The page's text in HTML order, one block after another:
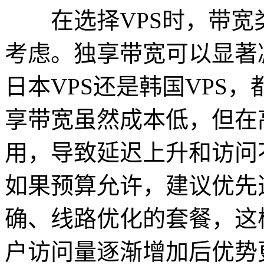
在选择VPS时，带宽
考虑。独享带宽可以显
日本VPS还是韩国VPS
享带宽虽然成本低，但
用，导致延迟上升和访
如果预算允许，建议优
确、线路优化的套餐，
户访问量逐渐增加后优